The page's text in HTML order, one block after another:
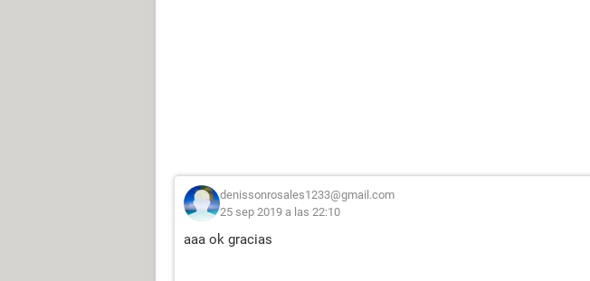
denissonrosales1233@gmail.com
25 sep 2019 a las 22:10
aaa ok gracias